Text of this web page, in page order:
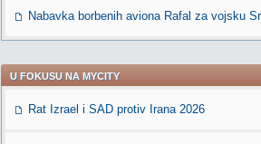
Nabavka borbenih aviona Rafal za vojsku
U FOKUSU NA MYCITY
Rat Izrael i SAD protiv Irana 2026